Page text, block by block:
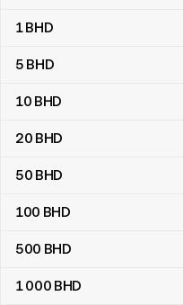
Bahreino dinarai į Peru
1BHD
5 BHD
10 BHD
20 BHD
50 BHD
100 BHD
500 BHD
1 000 BHD